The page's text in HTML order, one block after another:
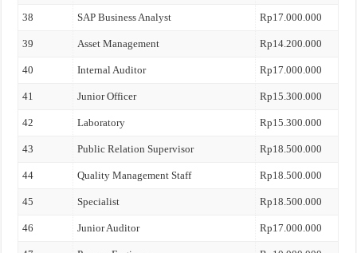
38 SAP Business Analyst Rp17.000.000
39 Asset Management Rp14.200.000
40 Internal Auditor Rp17.000.000
41 Junior Officer Rp15.300.000
42 Laboratory Rp15.300.000
43 Public Relation Supervisor Rp18.500.000
44 Quality Management Staff Rp18.500.000
45 Specialist Rp18.500.000
46 Junior Auditor Rp17.000.000